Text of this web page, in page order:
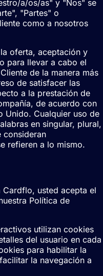
a/os/as" y "Nos" se
"Partes" o
como a nosotros
oferta, aceptación y
para llevar a cabo el
de la manera más
de satisfacer las
a la prestación de
de acuerdo con
Unido. Cualquier uso de
en singular, plural,
consideran
refieren a lo mismo.
usted acepta el
Política de
utilizan cookies
del usuario en cada
para habilitar la
la navegación a